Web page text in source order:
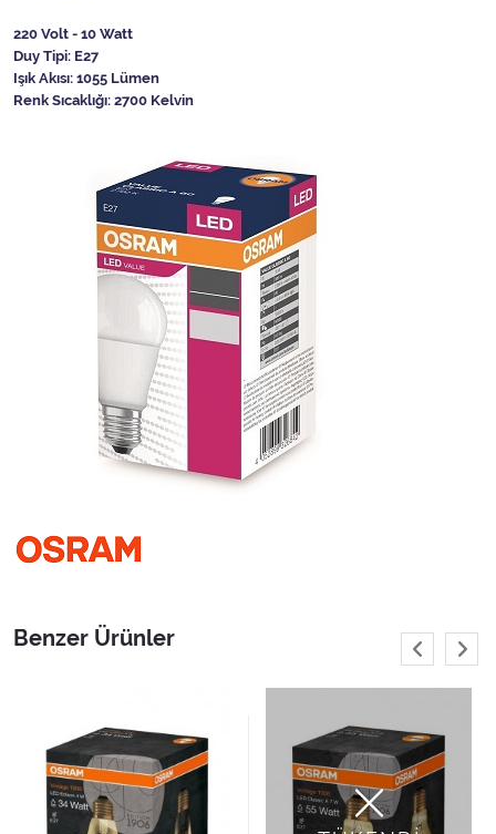
220 Volt - 10 Watt
Duy Tipi: E27
Işık Akısı: 1055 Lümen
Renk Sıcaklığı: 2700 Kelvin
Benzer Ürünler